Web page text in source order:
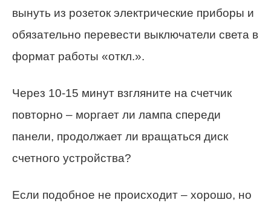
вынуть из розеток электрические приборы и
обязательно перевести выключатели света в
формат работы «откл.».
Через 10-15 минут взгляните на счетчик
повторно – моргает ли лампа спереди
панели, продолжает ли вращаться диск
счетного устройства?
Если подобное не происходит – хорошо, но